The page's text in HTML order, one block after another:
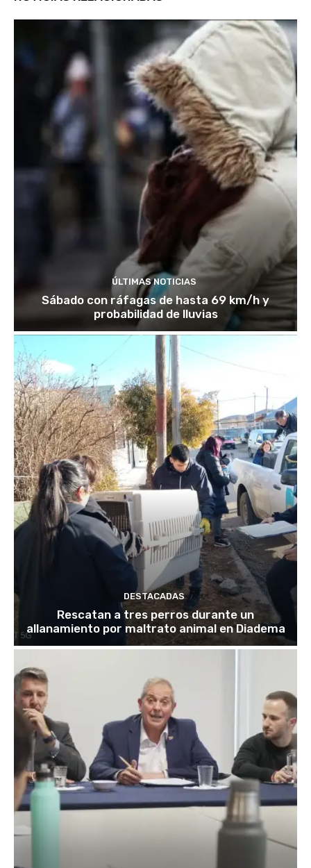
ÚLTIMAS NOTICIAS
Sábado con ráfagas de hasta 69 km/h y
probabilidad de lluvias
DESTACADAS
Rescatan a tres perros durante un
allanamiento por maltrato animal en Diadema